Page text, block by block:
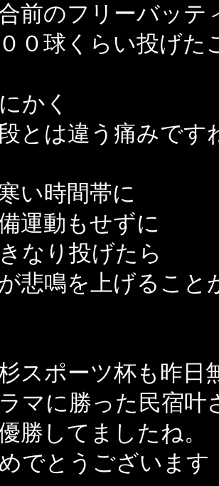
前のフリーバッテ
０球くらい投げた
かく
とは違う痛みです
い時間帯に
運動もせずに
なり投げたら
悲鳴を上げること
スポーツ杯も昨日
マに勝った民宿叶
勝してましたね。
でとうございます